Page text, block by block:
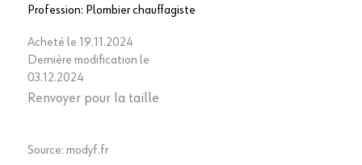
Profession: Plombier chauffagiste
Acheté le 19.11.2024
Dernière modification le
03.12.2024
Renvoyer pour la taille
Source: modyf.fr